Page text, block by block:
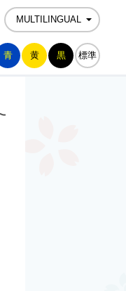
MULTILINGUAL
青 黄 黒 標準